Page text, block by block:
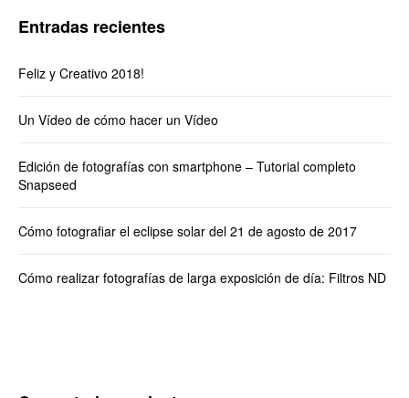
Entradas recientes
Feliz y Creativo 2018!
Un Vídeo de cómo hacer un Vídeo
Edición de fotografías con smartphone – Tutorial completo
Snapseed
Cómo fotografiar el eclipse solar del 21 de agosto de 2017
Cómo realizar fotografías de larga exposición de día: Filtros ND